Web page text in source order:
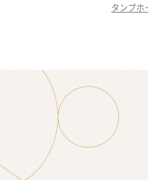
タンプホ